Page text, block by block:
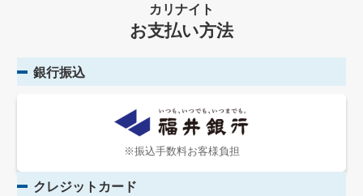
カリナイト
お支払い方法
銀行振込
※振込手数料お客様負担
クレジットカード